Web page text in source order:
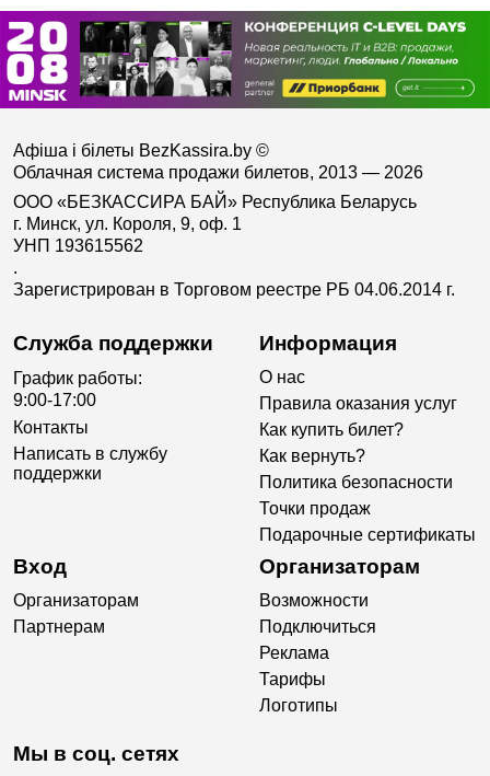
Афіша і білеты BezKassira.by ©
Облачная система продажи билетов, 2013 — 2026
ООО «БЕЗКАССИРА БАЙ» Республика Беларусь
г. Минск, ул. Короля, 9, оф. 1
УНП 193615562
.
Зарегистрирован в Торговом реестре РБ 04.06.2014 г.
Служба поддержки
График работы:
9:00-17:00
Контакты
Написать в службу
поддержки
Информация
О нас
Правила оказания услуг
Как купить билет?
Как вернуть?
Политика безопасности
Точки продаж
Подарочные сертификаты
Вход
Организаторам
Партнерам
Организаторам
Возможности
Подключиться
Реклама
Тарифы
Логотипы
Мы в соц. сетях